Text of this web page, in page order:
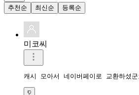
추천순
최신순 등록순
미코씨
캐시 모아서 네이버페이로 교환하셨